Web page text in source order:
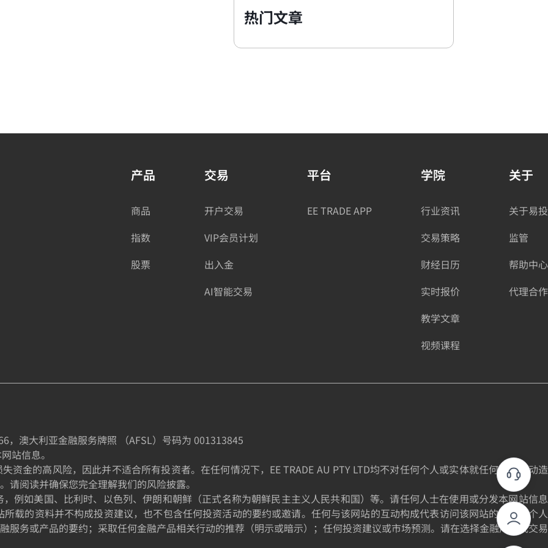
热门文章
产品
商品
指数
股票
交易
开户交易
VIP会员计划
出入金
AI智能交易
平台
EE TRADE APP
学院
行业资讯
交易策略
财经日历
实时报价
教学文章
视频课程
关于
关于易投
监管
帮助中心
代理合作
，澳大利亚金融服务牌照 （AFSL）号码为 001313845
站信息。
金的高风险，因此并不适合所有投资者。在任何情况下，EE TRADE AU PTY LTD均不对任何个人或实体就任何投资活动造
阅读并确保您完全理解我们的风险披露。
，例如美国、比利时、以色列、伊朗和朝鲜（正式名称为朝鲜民主主义人民共和国）等。请任何人士在使用或分发本网站信息
载的资料并不构成投资建议，也不包含任何投资活动的要约或邀请。任何与该网站的互动构成代表访问该网站的个人的个人
服务或产品的要约；采取任何金融产品相关行动的推荐（明示或暗示）；任何投资建议或市场预测。请在选择金融产品或交易